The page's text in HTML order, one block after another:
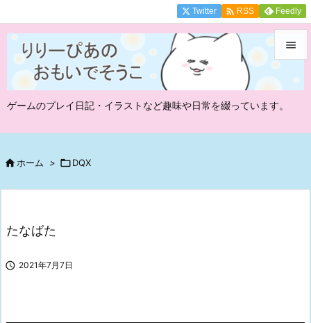
ゲームのプレイ日記・イラストなど趣味や日常を綴っています。

メニュ
Twitter  RSS Feedly
ホーム > DQX
たなばた
 2021年7月7日